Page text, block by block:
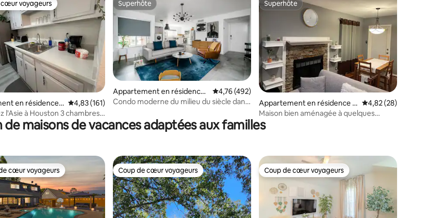
base de 155 commentaires : 4,94 sur 5
cœur voyageurs
voyageurs
en résidence ⋅
Évaluation moyenne sur la base de 161 commentaires : 4,83 sur 5
4,83 (161)
à Houston 3 chambres
bain
Superhôte
Superhôte
Appartement en résidence ⋅
Houston
Évaluation moyenne sur la base de 492 commentaires : 4,76 sur 5
4,76 (492)
Condo moderne du milieu du siècle dans
Superhôte
Superhôte
Appartement en résidence ⋅
Houston
Évaluation moyenne
4,82 (28)
Maison bien aménagée à quelques
minutes de tout
de maisons de vacances adaptées aux familles
cœur voyageurs les plus appréciés
cœur voyageurs Coup de cœur voyageurs
Coup de cœur voyageurs Coup de cœur voyageurs
Coup de cœur voyageurs